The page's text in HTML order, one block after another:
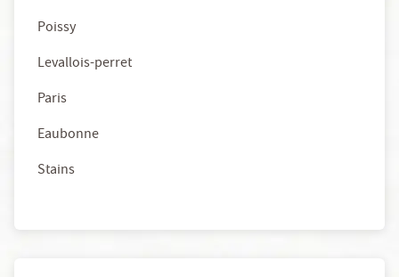
Poissy
Levallois-perret
Paris
Eaubonne
Stains